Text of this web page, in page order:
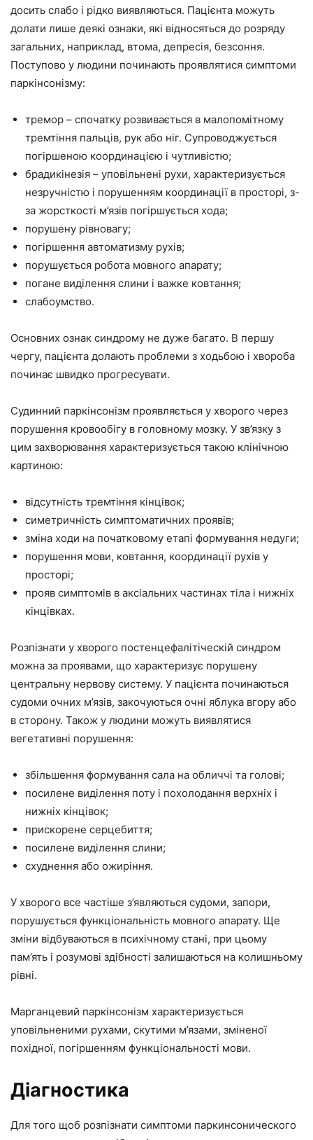
досить слабо і рідко виявляються. Пацієнта можуть
долати лише деякі ознаки, які відносяться до розряду
загальних, наприклад, втома, депресія, безсоння.
Поступово у людини починають проявлятися симптоми
паркінсонізму:
тремор – спочатку розвивається в малопомітному
тремтіння пальців, рук або ніг. Супроводжується
погіршеною координацією і чутливістю;
брадикінезія – уповільнені рухи, характеризується
незручністю і порушенням координації в просторі, з-
за жорсткості м’язів погіршується хода;
порушену рівновагу;
погіршення автоматизму рухів;
порушується робота мовного апарату;
погане виділення слини і важке ковтання;
слабоумство.
Основних ознак синдрому не дуже багато. В першу
чергу, пацієнта долають проблеми з ходьбою і хвороба
починає швидко прогресувати.
Судинний паркінсонізм проявляється у хворого через
порушення кровообігу в головному мозку. У зв’язку з
цим захворювання характеризується такою клінічною
картиною:
відсутність тремтіння кінцівок;
симетричність симптоматичних проявів;
зміна ходи на початковому етапі формування недуги;
порушення мови, ковтання, координації рухів у
просторі;
прояв симптомів в аксіальних частинах тіла і нижніх
кінцівках.
Розпізнати у хворого постенцефалітіческій синдром
можна за проявами, що характеризує порушену
центральну нервову систему. У пацієнта починаються
судоми очних м’язів, закочуються очні яблука вгору або
в сторону. Також у людини можуть виявлятися
вегетативні порушення:
збільшення формування сала на обличчі та голові;
посилене виділення поту і похолодання верхніх і
нижніх кінцівок;
прискорене серцебиття;
посилене виділення слини;
схуднення або ожиріння.
У хворого все частіше з’являються судоми, запори,
порушується функціональність мовного апарату. Ще
зміни відбуваються в психічному стані, при цьому
пам’ять і розумові здібності залишаються на колишньому
рівні.
Марганцевий паркінсонізм характеризується
уповільненими рухами, скутими м’язами, зміненої
похідної, погіршенням функціональності мови.
Діагностика
Для того щоб розпізнати симптоми паркинсонического